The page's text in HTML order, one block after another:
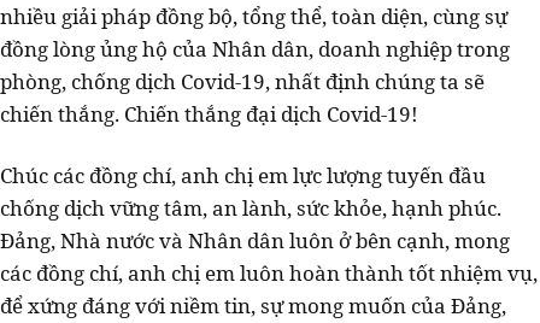
nhiều giải pháp đồng bộ, tổng thể, toàn diện, cùng sự
đồng lòng ủng hộ của Nhân dân, doanh nghiệp trong
phòng, chống dịch Covid-19, nhất định chúng ta sẽ
chiến thắng. Chiến thắng đại dịch Covid-19!
Chúc các đồng chí, anh chị em lực lượng tuyến đầu
chống dịch vững tâm, an lành, sức khỏe, hạnh phúc.
Đảng, Nhà nước và Nhân dân luôn ở bên cạnh, mong
các đồng chí, anh chị em luôn hoàn thành tốt nhiệm vụ,
để xứng đáng với niềm tin, sự mong muốn của Đảng,